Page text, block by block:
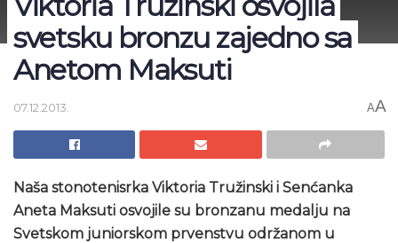
svetsku bronzu zajedno sa
Anetom Maksuti
07.12.2013. AA
Naša stonotenisrka Viktoria Tružinski i Senćanka
Aneta Maksuti osvojile su bronzanu medalju na
Svetskom juniorskom prvenstvu održanom u